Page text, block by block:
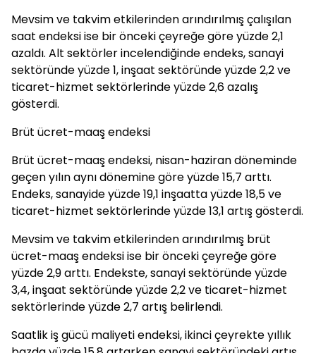
Mevsim ve takvim etkilerinden arındırılmış çalışılan
saat endeksi ise bir önceki çeyreğe göre yüzde 2,1
azaldı. Alt sektörler incelendiğinde endeks, sanayi
sektöründe yüzde 1, inşaat sektöründe yüzde 2,2 ve
ticaret-hizmet sektörlerinde yüzde 2,6 azalış
gösterdi.
Brüt ücret-maaş endeksi
Brüt ücret-maaş endeksi, nisan-haziran döneminde
geçen yılın aynı dönemine göre yüzde 15,7 arttı.
Endeks, sanayide yüzde 19,1 inşaatta yüzde 18,5 ve
ticaret-hizmet sektörlerinde yüzde 13,1 artış gösterdi.
Mevsim ve takvim etkilerinden arındırılmış brüt
ücret-maaş endeksi ise bir önceki çeyreğe göre
yüzde 2,9 arttı. Endekste, sanayi sektöründe yüzde
3,4, inşaat sektöründe yüzde 2,2 ve ticaret-hizmet
sektörlerinde yüzde 2,7 artış belirlendi.
Saatlik iş gücü maliyeti endeksi, ikinci çeyrekte yıllık